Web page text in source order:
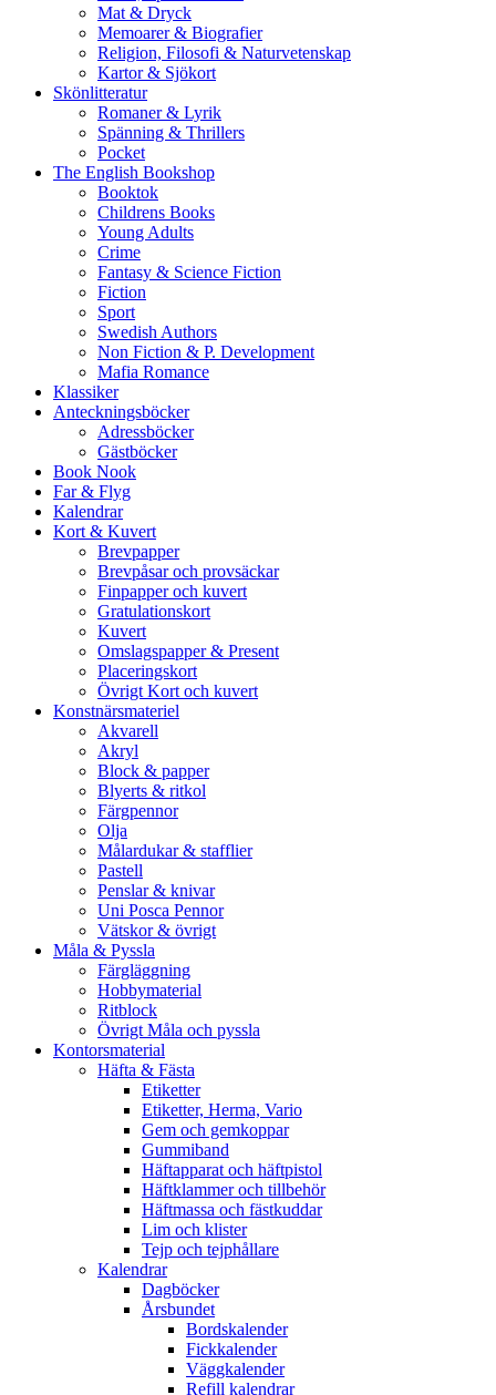
Mat & Dryck
Memoarer & Biografier
Religion, Filosofi & Naturvetenskap
Kartor & Sjökort
Skönlitteratur
Romaner & Lyrik
Spänning & Thrillers
Pocket
The English Bookshop
Booktok
Childrens Books
Young Adults
Crime
Fantasy & Science Fiction
Fiction
Sport
Swedish Authors
Non Fiction & P. Development
Mafia Romance
Klassiker
Anteckningsböcker
Adressböcker
Gästböcker
Book Nook
Far & Flyg
Kalendrar
Kort & Kuvert
Brevpapper
Brevpåsar och provsäckar
Finpapper och kuvert
Gratulationskort
Kuvert
Omslagspapper & Present
Placeringskort
Övrigt Kort och kuvert
Konstnärsmateriel
Akvarell
Akryl
Block & papper
Blyerts & ritkol
Färgpennor
Olja
Målardukar & stafflier
Pastell
Penslar & knivar
Uni Posca Pennor
Vätskor & övrigt
Måla & Pyssla
Färgläggning
Hobbymaterial
Ritblock
Övrigt Måla och pyssla
Kontorsmaterial
Häfta & Fästa
Etiketter
Etiketter, Herma, Vario
Gem och gemkoppar
Gummiband
Häftapparat och häftpistol
Häftklammer och tillbehör
Häftmassa och fästkuddar
Lim och klister
Tejp och tejphållare
Kalendrar
Dagböcker
Årsbundet
Bordskalender
Fickkalender
Väggkalender
Refill kalendrar